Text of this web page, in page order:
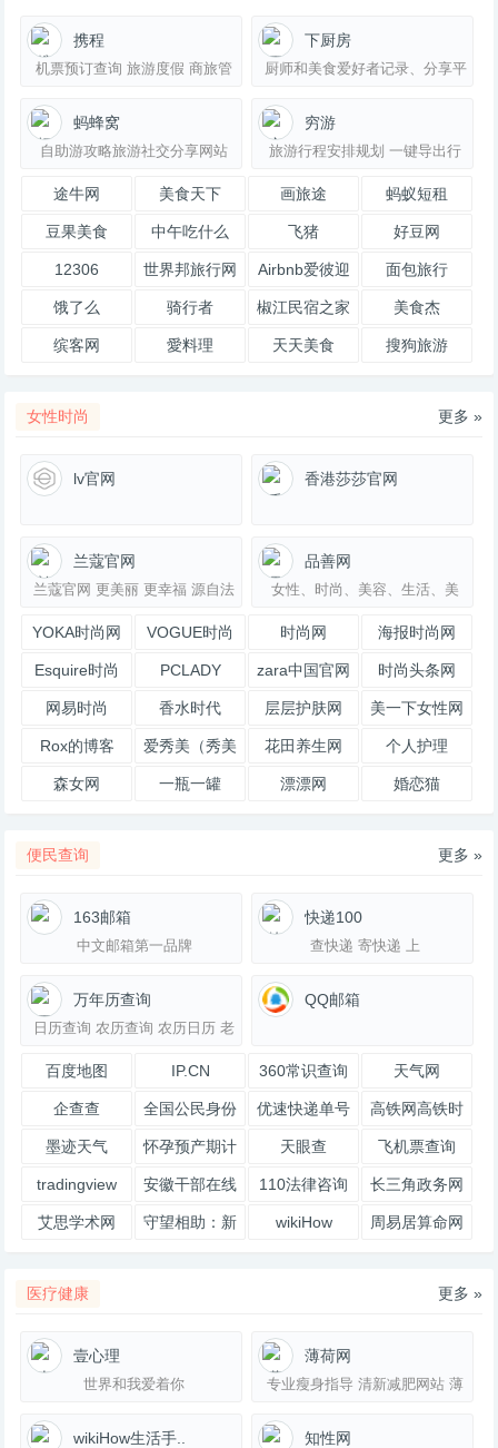
携程
机票预订查询 旅游度假 商旅管
下厨房
厨师和美食爱好者记录、分享平
蚂蜂窝
自助游攻略旅游社交分享网站
穷游
旅游行程安排规划 一键导出行
途牛网 美食天下 画旅途 蚂蚁短租
豆果美食 中午吃什么 飞猪 好豆网
12306 世界邦旅行网 Airbnb爱彼迎 面包旅行
饿了么 骑行者 椒江民宿之家 美食杰
缤客网 愛料理 天天美食 搜狗旅游
女性时尚 更多 »
lv官网 香港莎莎官网
兰蔻官网
兰蔻官网 更美丽 更幸福 源自法
品善网
女性、时尚、美容、生活、美
YOKA时尚网
VOGUE时尚
网
时尚网 海报时尚网
Esquire时尚
先生网
PCLADY zara中国官网
时尚头条网
LADYMAX.cn
网易时尚 香水时代 层层护肤网 美一下女性网
Rox的博客
爱秀美（秀美
网）
花田养生网 个人护理
森女网 一瓶一罐 漂漂网 婚恋猫
便民查询 更多 »
163邮箱
中文邮箱第一品牌
快递100
查快递 寄快递 上
万年历查询
日历查询 农历查询 农历日历 老
QQ邮箱
百度地图 IP.CN 360常识查询 天气网
企查查
全国公民身份
证号码查询服
务中心
优速快递单号
查询
高铁网高铁时
刻表查询频道
墨迹天气
怀孕预产期计
算器
天眼查 飞机票查询
tradingview
安徽干部在线
学习
110法律咨询 长三角政务网
艾思学术网
守望相助：新
wikiHow 周易居算命网
医疗健康 更多 »
壹心理
世界和我爱着你
薄荷网
专业瘦身指导 清新减肥网站 薄
wikiHow生活手.. 知性网